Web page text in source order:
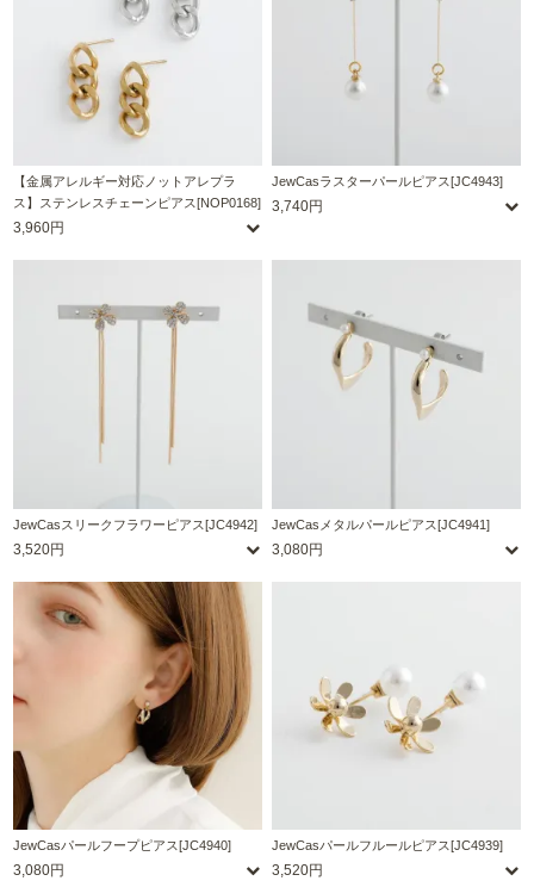
【金属アレルギー対応ノットアレプラ
ス】ステンレスチェーンピアス[NOP0168]
3,960円
JewCasラスターパールピアス[JC4943]
3,740円
JewCasスリークフラワーピアス[JC4942]
3,520円
JewCasメタルパールピアス[JC4941]
3,080円
JewCasパールフープピアス[JC4940]
3,080円
JewCasパールフルールピアス[JC4939]
3,520円